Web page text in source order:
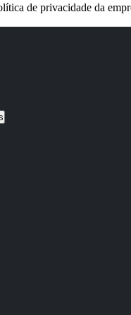
de privacidade da